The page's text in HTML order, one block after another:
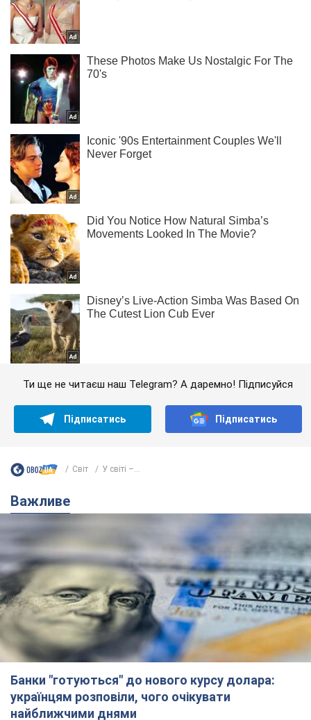
Ти ще не читаєш наш Telegram? А даремно! Підписуйся
Підписатись Підписатись
Світ У світі –...
Важливе
Банки "готуються" до нового курсу долара:
українцям розповіли, чого очікувати
найближчими днями